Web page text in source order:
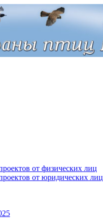
от физических лиц
от юридических лиц